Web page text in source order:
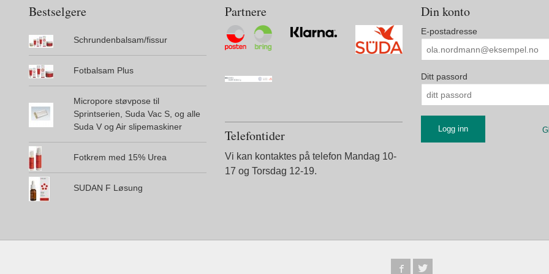
Bestselgere
Schrundenbalsam/fissur
Fotbalsam Plus
Micropore støvpose til
Sprintserien, Suda Vac S, og alle
Suda V og Air slipemaskiner
Fotkrem med 15% Urea
SUDAN F Løsung
Partnere
Telefontider
Vi kan kontaktes på telefon Mandag 10-
17 og Torsdag 12-19.
Din konto
E-postadresse
Ditt passord